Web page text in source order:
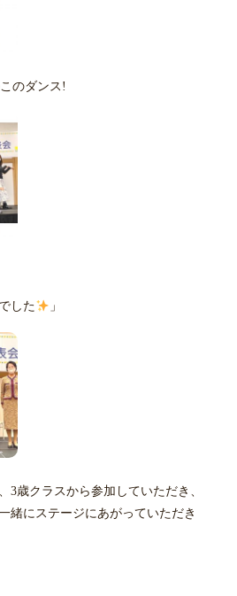
のダンス!
した 」
3歳クラスから参加していただき、
緒にステージにあがっていただき